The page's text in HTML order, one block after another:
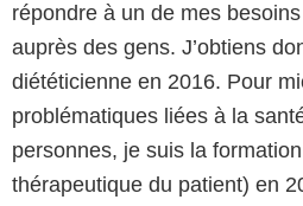
répondre à un de mes
auprès des gens. J’obtiens
diététicienne en 2016. Pour
problématiques liées à la
personnes, je suis la
thérapeutique du patient) en